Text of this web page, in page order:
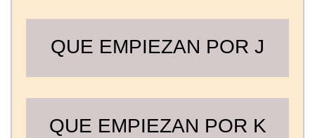
QUE EMPIEZAN POR J
QUE EMPIEZAN POR K